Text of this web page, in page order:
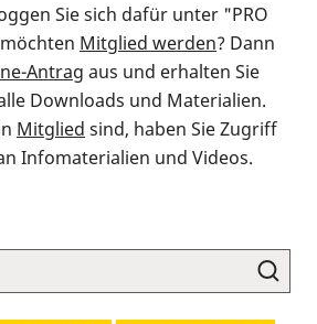
Sie sich dafür unter "PRO
möchten Mitglied werden? Dann
Antrag aus und erhalten Sie
Downloads und Materialien.
Mitglied sind, haben Sie Zugriff
Infomaterialien und Videos.